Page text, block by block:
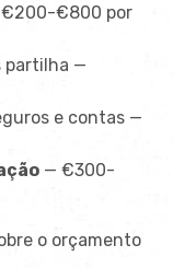
€800 por
partilha —
e contas —
— €300-
o orçamento